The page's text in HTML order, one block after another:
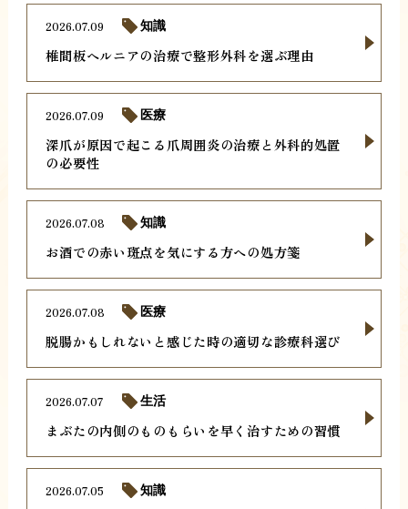
椎間板ヘルニアの治療で整形外科を選ぶ理由
2026.07.09 知識
深爪が原因で起こる爪周囲炎の治療と外科的処置
の必要性
2026.07.09 医療
お酒での赤い斑点を気にする方への処方箋
2026.07.08 知識
脱腸かもしれないと感じた時の適切な診療科選び
2026.07.08 医療
まぶたの内側のものもらいを早く治すための習慣
2026.07.07 生活
2026.07.05 知識